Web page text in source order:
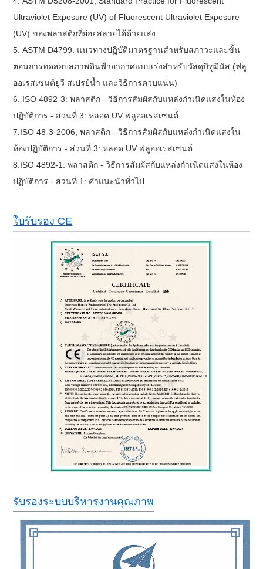
Ultraviolet Exposure (UV) of Fluorescent Ultraviolet Exposure
(UV) ของพลาสติกที่ย่อยสลายได้ด้วยแสง
5. ASTM D4799: แนวทางปฏิบัติมาตรฐานสำหรับสภาวะและขั้น
ตอนการทดสอบสภาพดินฟ้าอากาศแบบเร่งสำหรับวัสดุบิทูมินัส (ฟลู
ออเรสเซนต์ยูวี สเปรย์น้ำ และวิธีการควบแน่น)
6. ISO 4892-3: พลาสติก - วิธีการสัมผัสกับแหล่งกำเนิดแสงในห้อง
ปฏิบัติการ - ส่วนที่ 3: หลอด UV ฟลูออเรสเซนต์
7.ISO 48-3-2006, พลาสติก - วิธีการสัมผัสกับแหล่งกำเนิดแสงใน
ห้องปฏิบัติการ - ส่วนที่ 3: หลอด UV ฟลูออเรสเซนต์
8.ISO 4892-1: พลาสติก - วิธีการสัมผัสกับแหล่งกำเนิดแสงในห้อง
ปฏิบัติการ - ส่วนที่ 1: คำแนะนำทั่วไป
ใบรับรอง CE
รับรองระบบบริหารงานคุณภาพ